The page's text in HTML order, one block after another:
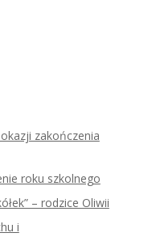
zakończenia
roku szkolnego
– rodzice Oliwii
i